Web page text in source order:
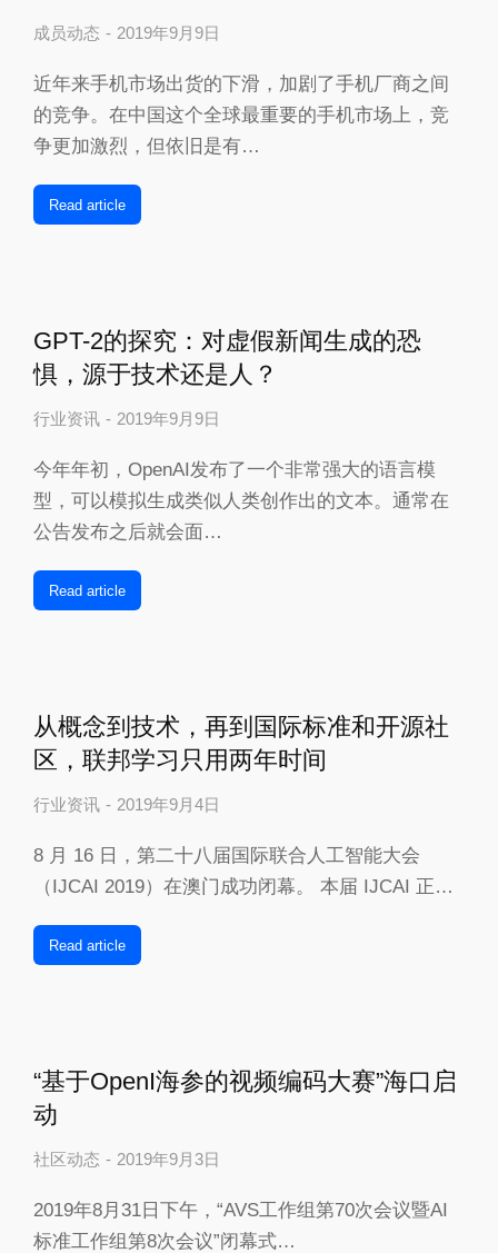
成员动态 2019年9月9日
近年来手机市场出货的下滑，加剧了手机厂商之间
的竞争。在中国这个全球最重要的手机市场上，竞
争更加激烈，但依旧是有…
Read article
GPT-2的探究：对虚假新闻生成的恐
惧，源于技术还是人？
行业资讯 2019年9月9日
今年年初，OpenAI发布了一个非常强大的语言模
型，可以模拟生成类似人类创作出的文本。通常在
公告发布之后就会面…
Read article
从概念到技术，再到国际标准和开源社
区，联邦学习只用两年时间
行业资讯 2019年9月4日
8 月 16 日，第二十八届国际联合人工智能大会
（IJCAI 2019）在澳门成功闭幕。 本届 IJCAI 正…
Read article
“基于OpenI海参的视频编码大赛”海口启
动
社区动态 2019年9月3日
2019年8月31日下午，“AVS工作组第70次会议暨AI
标准工作组第8次会议”闭幕式…